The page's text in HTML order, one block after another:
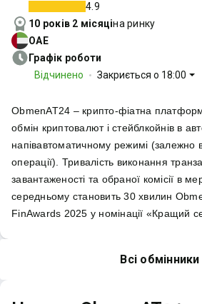
4.9
10 років 2 місяціна ринку
ОАЕ
Графік роботи
Відчинено
Закриється о 18:00
ObmenAT24 – крипто-фіатна
обмін криптовалют і стейблкойнів в
напівавтоматичному режимі (залежно
операції). Тривалість виконання
завантаженості та обраної комісії в
середньому становить 30 хвилин
FinAwards 2025 у номінації «Кращий
Всі обмінники